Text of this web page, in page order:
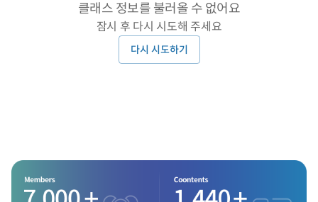
클래스 정보를 불러올 수 없어요
잠시 후 다시 시도해 주세요
다시 시도하기